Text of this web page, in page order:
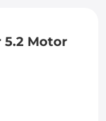
5.2 Motor